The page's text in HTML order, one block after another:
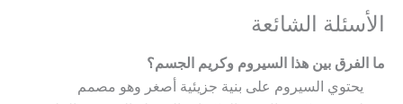
الأسئلة الشائعة
ما الفرق بين هذا السيروم وكريم الجسم؟
يحتوي السيروم على بنية جزيئية أصغر وهو مصمم